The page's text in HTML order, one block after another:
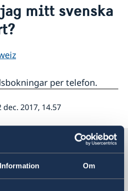
Information Om
företag
Schweiz
publiceras den 3 september
mitt svenska
per telefon.
2017, 14.57